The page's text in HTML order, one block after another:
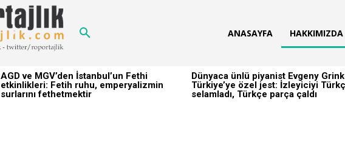
ANASAYFA HAKKIMIZDA
AGD ve MGV’den İstanbul’un Fethi
etkinlikleri: Fetih ruhu, emperyalizmin
surlarını fethetmektir
Dünyaca ünlü piyanist Evgeny
Türkiye’ye özel jest: İzleyiciyi
selamladı, Türkçe parça çaldı